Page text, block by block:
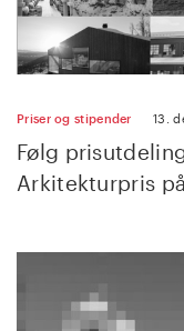
Priser og stipender 13.
Følg
Arkitekturpris